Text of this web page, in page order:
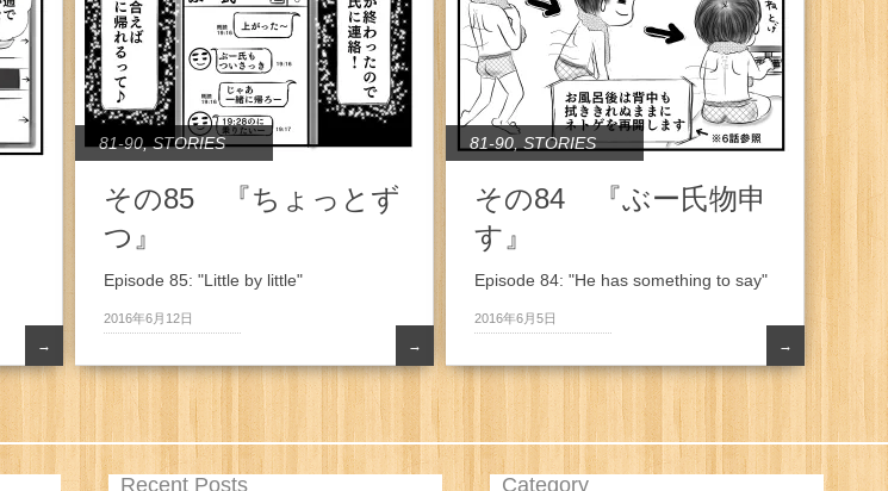
→
81-90,STORIES
その85 『ちょっとず
つ』
Episode 85: "Little by little"
2016年6月12日
→
81-90,STORIES
その84 『ぶー氏物申
す』
Episode 84: "He has something to say"
2016年6月5日
→
Recent Posts Category